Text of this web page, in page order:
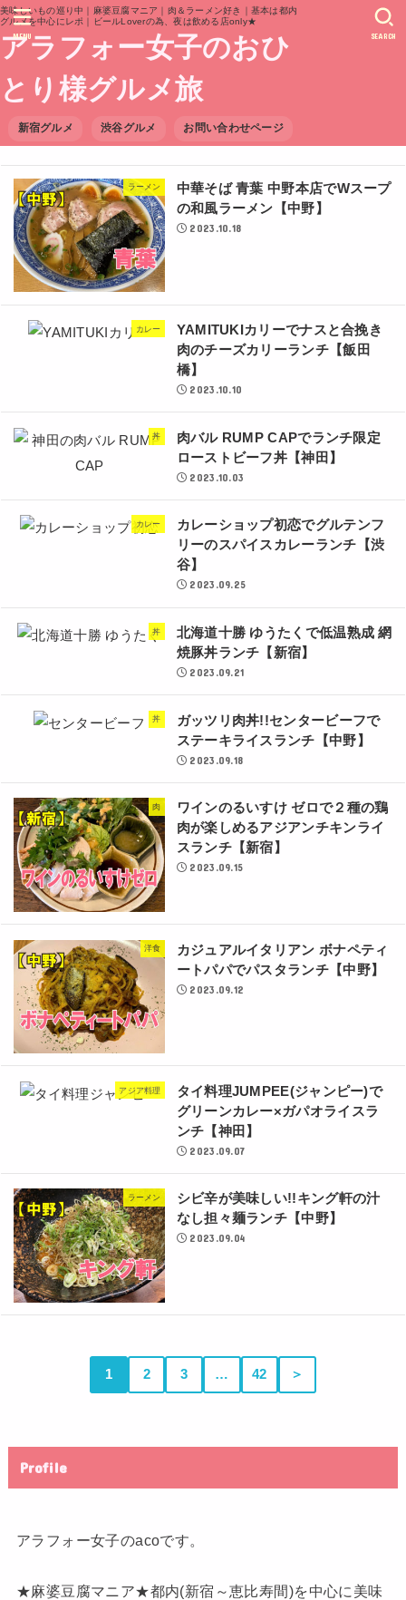
美味しいもの巡り中｜麻婆豆腐マニア｜肉＆ラーメン好き｜基本は都内
グルメを中心にレポ｜ビールLoverの為、夜は飲める店only★
アラフォー女子のおひ
とり様グルメ旅
新宿グルメ 渋谷グルメ お問い合わせページ
SEARCH
MENU
ラーメン
中華そば 青葉 中野本店でWスープ
の和風ラーメン【中野】
2023.10.18
カレー
YAMITUKIカリーでナスと合挽き
肉のチーズカリーランチ【飯田
橋】
2023.10.10
丼
肉バル RUMP CAPでランチ限定
ローストビーフ丼【神田】
2023.10.03
カレー
カレーショップ初恋でグルテンフ
リーのスパイスカレーランチ【渋
谷】
2023.09.25
丼
北海道十勝 ゆうたくで低温熟成 網
焼豚丼ランチ【新宿】
2023.09.21
丼
ガッツリ肉丼!!センタービーフで
ステーキライスランチ【中野】
2023.09.18
肉
ワインのるいすけ ゼロで２種の鶏
肉が楽しめるアジアンチキンライ
スランチ【新宿】
2023.09.15
洋食
カジュアルイタリアン ボナペティ
ートパパでパスタランチ【中野】
2023.09.12
アジア料理
タイ料理JUMPEE(ジャンピー)で
グリーンカレー×ガパオライスラ
ンチ【神田】
2023.09.07
ラーメン
シビ辛が美味しい!!キング軒の汁
なし担々麺ランチ【中野】
2023.09.04
1 2 3 … 42 ＞
Profile
アラフォー女子のacoです。
★麻婆豆腐マニア★都内(新宿～恵比寿間)を中心に美味